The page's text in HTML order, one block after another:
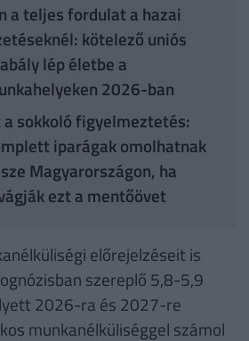
a teljes fordulat a hazai
kötelező uniós
lép életbe a
2026-ban
sokkoló figyelmeztetés:
iparágak omolhatnak
Magyarországon, ha
ezt a mentőövet
előrejelzéseit is
szereplő 5,8-5,9
2026-ra és 2027-re
munkanélküliséggel számol